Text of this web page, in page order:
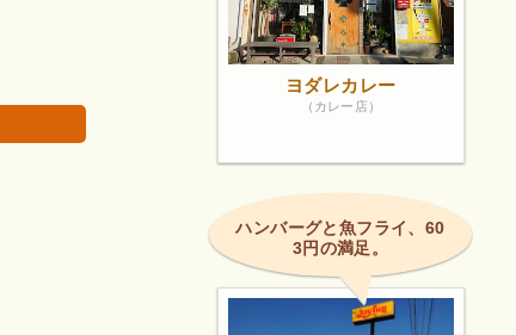
ヨダレカレー
（カレー店）
ハンバーグと魚フライ、60
3円の満足。